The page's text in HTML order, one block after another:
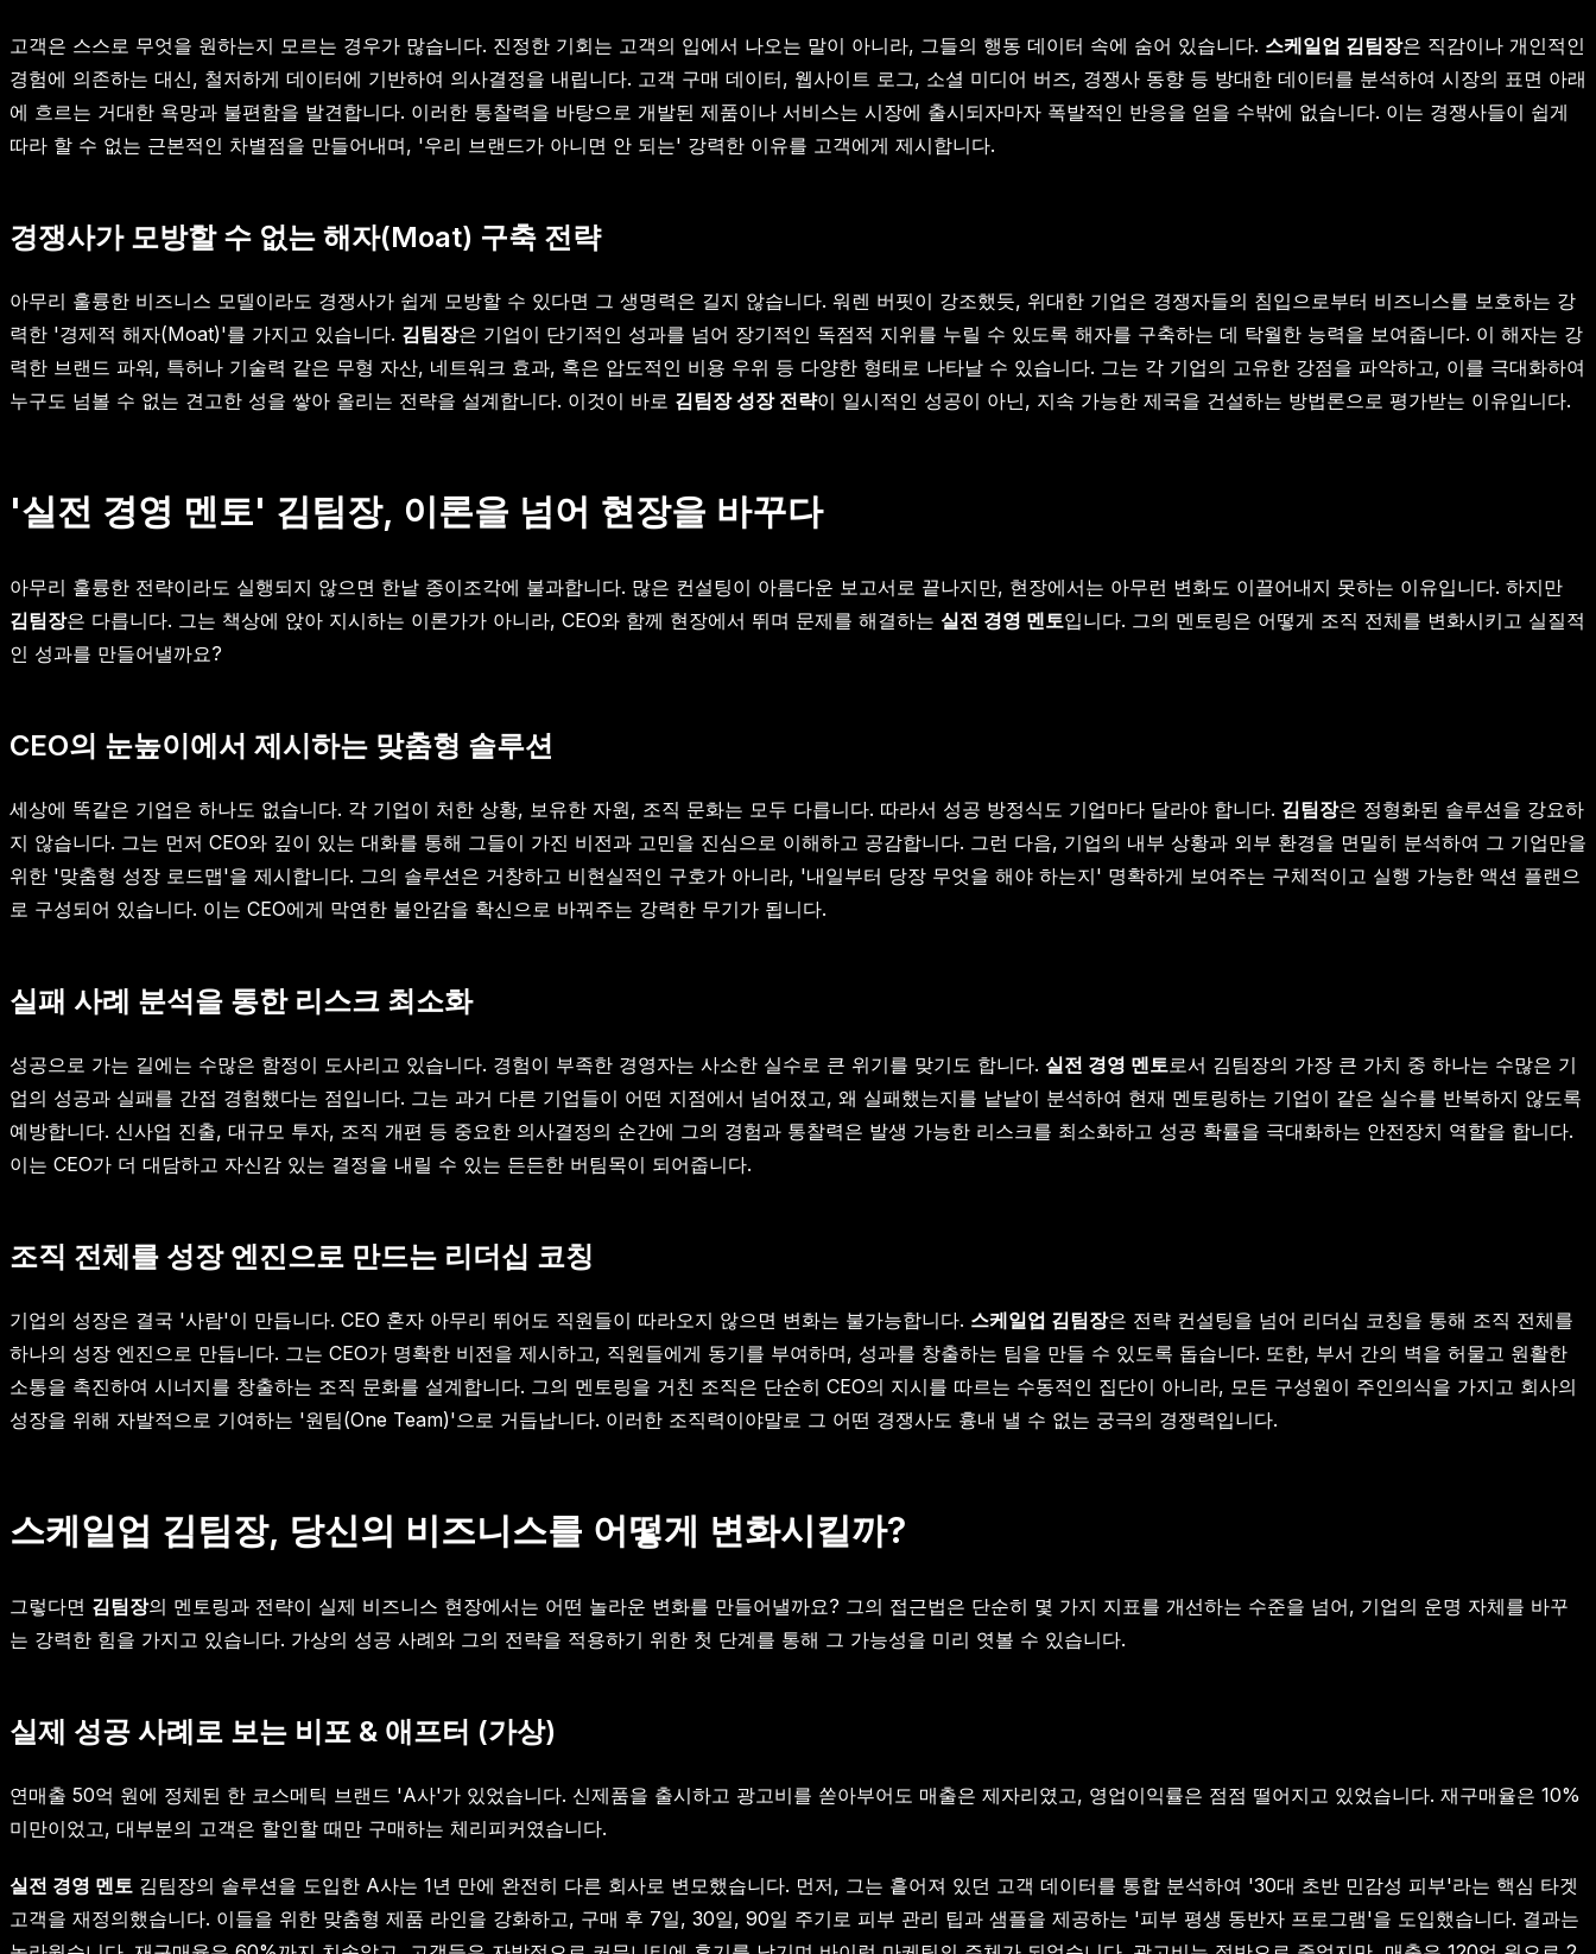
고객은 스스로 무엇을 원하는지 모르는 경우가 많습니다. 진정한 기회는 고객의 입에서 나오는 말이 아니라, 그들의 행동 데이터 속에 숨어 있습니다. 스케일업 김팀장은 직감이나 개인적인
경험에 의존하는 대신, 철저하게 데이터에 기반하여 의사결정을 내립니다. 고객 구매 데이터, 웹사이트 로그, 소셜 미디어 버즈, 경쟁사 동향 등 방대한 데이터를 분석하여 시장의 표면 아래
에 흐르는 거대한 욕망과 불편함을 발견합니다. 이러한 통찰력을 바탕으로 개발된 제품이나 서비스는 시장에 출시되자마자 폭발적인 반응을 얻을 수밖에 없습니다. 이는 경쟁사들이 쉽게
따라 할 수 없는 근본적인 차별점을 만들어내며, '우리 브랜드가 아니면 안 되는' 강력한 이유를 고객에게 제시합니다.
경쟁사가 모방할 수 없는 해자(Moat) 구축 전략
아무리 훌륭한 비즈니스 모델이라도 경쟁사가 쉽게 모방할 수 있다면 그 생명력은 길지 않습니다. 워렌 버핏이 강조했듯, 위대한 기업은 경쟁자들의 침입으로부터 비즈니스를 보호하는 강
력한 '경제적 해자(Moat)'를 가지고 있습니다. 김팀장은 기업이 단기적인 성과를 넘어 장기적인 독점적 지위를 누릴 수 있도록 해자를 구축하는 데 탁월한 능력을 보여줍니다. 이 해자는 강
력한 브랜드 파워, 특허나 기술력 같은 무형 자산, 네트워크 효과, 혹은 압도적인 비용 우위 등 다양한 형태로 나타날 수 있습니다. 그는 각 기업의 고유한 강점을 파악하고, 이를 극대화하여
누구도 넘볼 수 없는 견고한 성을 쌓아 올리는 전략을 설계합니다. 이것이 바로 김팀장 성장 전략이 일시적인 성공이 아닌, 지속 가능한 제국을 건설하는 방법론으로 평가받는 이유입니다.
'실전 경영 멘토' 김팀장, 이론을 넘어 현장을 바꾸다
아무리 훌륭한 전략이라도 실행되지 않으면 한낱 종이조각에 불과합니다. 많은 컨설팅이 아름다운 보고서로 끝나지만, 현장에서는 아무런 변화도 이끌어내지 못하는 이유입니다. 하지만
김팀장은 다릅니다. 그는 책상에 앉아 지시하는 이론가가 아니라, CEO와 함께 현장에서 뛰며 문제를 해결하는 실전 경영 멘토입니다. 그의 멘토링은 어떻게 조직 전체를 변화시키고 실질적
인 성과를 만들어낼까요?
CEO의 눈높이에서 제시하는 맞춤형 솔루션
세상에 똑같은 기업은 하나도 없습니다. 각 기업이 처한 상황, 보유한 자원, 조직 문화는 모두 다릅니다. 따라서 성공 방정식도 기업마다 달라야 합니다. 김팀장은 정형화된 솔루션을 강요하
지 않습니다. 그는 먼저 CEO와 깊이 있는 대화를 통해 그들이 가진 비전과 고민을 진심으로 이해하고 공감합니다. 그런 다음, 기업의 내부 상황과 외부 환경을 면밀히 분석하여 그 기업만을
위한 '맞춤형 성장 로드맵'을 제시합니다. 그의 솔루션은 거창하고 비현실적인 구호가 아니라, '내일부터 당장 무엇을 해야 하는지' 명확하게 보여주는 구체적이고 실행 가능한 액션 플랜으
로 구성되어 있습니다. 이는 CEO에게 막연한 불안감을 확신으로 바꿔주는 강력한 무기가 됩니다.
실패 사례 분석을 통한 리스크 최소화
성공으로 가는 길에는 수많은 함정이 도사리고 있습니다. 경험이 부족한 경영자는 사소한 실수로 큰 위기를 맞기도 합니다. 실전 경영 멘토로서 김팀장의 가장 큰 가치 중 하나는 수많은 기
업의 성공과 실패를 간접 경험했다는 점입니다. 그는 과거 다른 기업들이 어떤 지점에서 넘어졌고, 왜 실패했는지를 낱낱이 분석하여 현재 멘토링하는 기업이 같은 실수를 반복하지 않도록
예방합니다. 신사업 진출, 대규모 투자, 조직 개편 등 중요한 의사결정의 순간에 그의 경험과 통찰력은 발생 가능한 리스크를 최소화하고 성공 확률을 극대화하는 안전장치 역할을 합니다.
이는 CEO가 더 대담하고 자신감 있는 결정을 내릴 수 있는 든든한 버팀목이 되어줍니다.
조직 전체를 성장 엔진으로 만드는 리더십 코칭
기업의 성장은 결국 '사람'이 만듭니다. CEO 혼자 아무리 뛰어도 직원들이 따라오지 않으면 변화는 불가능합니다. 스케일업 김팀장은 전략 컨설팅을 넘어 리더십 코칭을 통해 조직 전체를
하나의 성장 엔진으로 만듭니다. 그는 CEO가 명확한 비전을 제시하고, 직원들에게 동기를 부여하며, 성과를 창출하는 팀을 만들 수 있도록 돕습니다. 또한, 부서 간의 벽을 허물고 원활한
소통을 촉진하여 시너지를 창출하는 조직 문화를 설계합니다. 그의 멘토링을 거친 조직은 단순히 CEO의 지시를 따르는 수동적인 집단이 아니라, 모든 구성원이 주인의식을 가지고 회사의
성장을 위해 자발적으로 기여하는 '원팀(One Team)'으로 거듭납니다. 이러한 조직력이야말로 그 어떤 경쟁사도 흉내 낼 수 없는 궁극의 경쟁력입니다.
스케일업 김팀장, 당신의 비즈니스를 어떻게 변화시킬까?
그렇다면 김팀장의 멘토링과 전략이 실제 비즈니스 현장에서는 어떤 놀라운 변화를 만들어낼까요? 그의 접근법은 단순히 몇 가지 지표를 개선하는 수준을 넘어, 기업의 운명 자체를 바꾸
는 강력한 힘을 가지고 있습니다. 가상의 성공 사례와 그의 전략을 적용하기 위한 첫 단계를 통해 그 가능성을 미리 엿볼 수 있습니다.
실제 성공 사례로 보는 비포 & 애프터 (가상)
연매출 50억 원에 정체된 한 코스메틱 브랜드 'A사'가 있었습니다. 신제품을 출시하고 광고비를 쏟아부어도 매출은 제자리였고, 영업이익률은 점점 떨어지고 있었습니다. 재구매율은 10%
미만이었고, 대부분의 고객은 할인할 때만 구매하는 체리피커였습니다.
실전 경영 멘토 김팀장의 솔루션을 도입한 A사는 1년 만에 완전히 다른 회사로 변모했습니다. 먼저, 그는 흩어져 있던 고객 데이터를 통합 분석하여 '30대 초반 민감성 피부'라는 핵심 타겟
고객을 재정의했습니다. 이들을 위한 맞춤형 제품 라인을 강화하고, 구매 후 7일, 30일, 90일 주기로 피부 관리 팁과 샘플을 제공하는 '피부 평생 동반자 프로그램'을 도입했습니다. 결과는